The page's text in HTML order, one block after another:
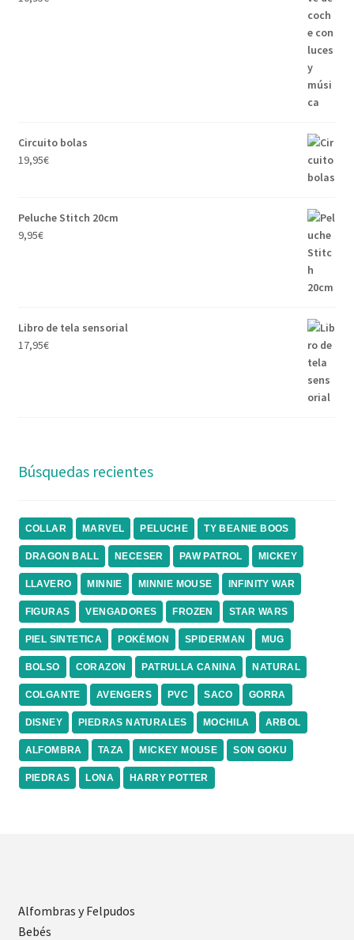
Circuito bolas
19,95€
Peluche Stitch 20cm
9,95€
Libro de tela sensorial
17,95€
Búsquedas recientes
COLLAR MARVEL PELUCHE TY BEANIE BOOS
DRAGON BALL NECESER PAW PATROL MICKEY
LLAVERO MINNIE MINNIE MOUSE INFINITY WAR
FIGURAS VENGADORES FROZEN STAR WARS
PIEL SINTETICA POKÉMON SPIDERMAN MUG
BOLSO CORAZON PATRULLA CANINA NATURAL
COLGANTE AVENGERS PVC SACO GORRA
DISNEY PIEDRAS NATURALES MOCHILA ARBOL
ALFOMBRA TAZA MICKEY MOUSE SON GOKU
PIEDRAS LONA HARRY POTTER
Alfombras y Felpudos
Bebés